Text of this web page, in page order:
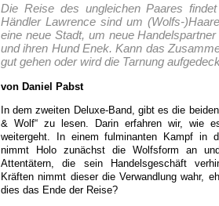
Die Reise des ungleichen Paares
Händler Lawrence sind um (Wolfs-
eine neue Stadt, um neue
und ihren Hund Enek. Kann das
gut gehen oder wird die Tarnung
von Daniel Pabst
In dem zweiten Deluxe-Band, gibt es die
& Wolf“ zu lesen. Darin erfahren wir, wie
weitergeht. In einem fulminanten Kampf in
nimmt Holo zunächst die Wolfsform an
Attentätern, die sein Handelsgeschäft
Kräften nimmt dieser die Verwandlung wahr,
dies das Ende der Reise?